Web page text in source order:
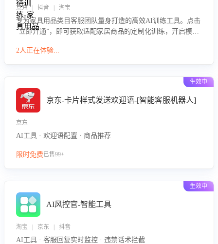
京东 | 抖音 | 淘宝
专为家具用品类目客服团队量身打造的高效AI训练工具。点击
“立即开通”，即可获取适配家居商品的定制化训练，开启模拟
参数咨询等高频场景下的专业应对能力。
2人正在体验...
生效中
京东-卡片样式发送欢迎语-[智能客服机器人]
京东
AI工具 · 欢迎语配置 · 商品推荐
限时免费已售99+
生效中
AI风控官-智能工具
淘宝 | 京东 | 抖音
AI工具 · 客服回复实时监控 · 违禁话术拦截